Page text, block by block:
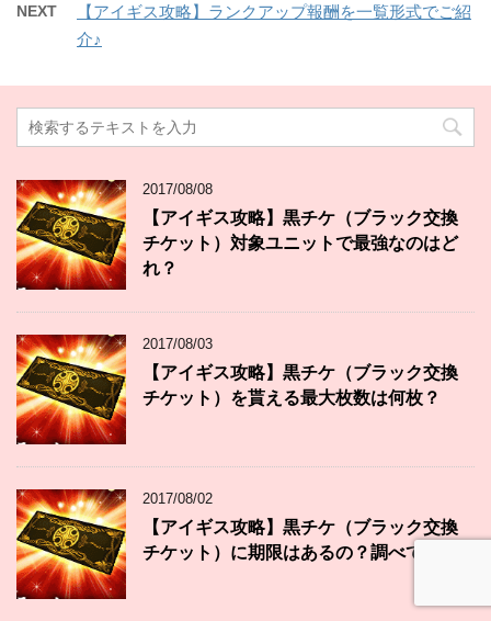
NEXT
【アイギス攻略】ランクアップ報酬を一覧形式でご紹
介♪
2017/08/08
【アイギス攻略】黒チケ（ブラック交換
チケット）対象ユニットで最強なのはど
れ？
2017/08/03
【アイギス攻略】黒チケ（ブラック交換
チケット）を貰える最大枚数は何枚？
2017/08/02
【アイギス攻略】黒チケ（ブラック交換
チケット）に期限はあるの？調べてみた♪